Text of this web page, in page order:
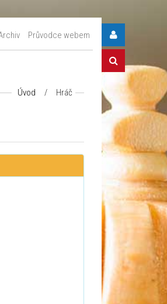
Průvodce webem
Úvod / Hráč